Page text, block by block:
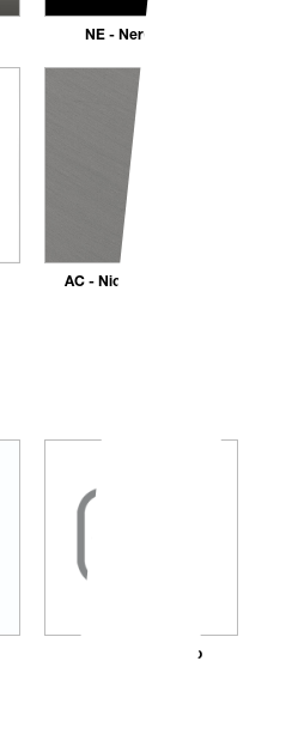
NE - Nero opaco
AC - Nickel Spazzolato
Montaggio_rapido